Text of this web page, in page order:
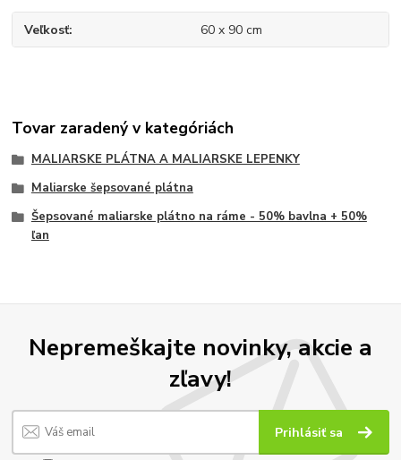
Veľkosť 60 x 90 cm
Tovar zaradený v kategóriách
MALIARSKE PLÁTNA A MALIARSKE LEPENKY
Maliarske šepsované plátna
Šepsované maliarske plátno na ráme - 50% bavlna + 50%
ľan
Nepremeškajte novinky, akcie a
zľavy!
Prihlásiť sa